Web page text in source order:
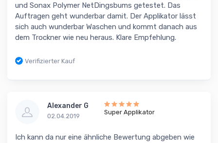
und Sonax Polymer NetDingsbums getestet. Das
Auftragen geht wunderbar damit. Der Applikator lässt
sich auch wunderbar Waschen und kommt danach aus
dem Trockner wie neu heraus. Klare Empfehlung.
Verifizierter Kauf
Alexander G
02.04.2019
Super Applikator
Ich kann da nur eine ähnliche Bewertung abgeben wie